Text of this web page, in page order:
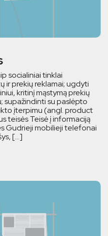
socialiniai tinklai
ir prekių reklamai; ugdyti
kritinį mąstymą prekių
supažindinti su paslėpto
įterpimu (angl. product
teisės Teisė į informaciją
Gudrieji mobilieji telefonai
[…]